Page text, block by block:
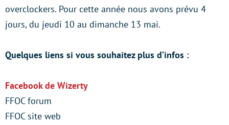
overclockers. Pour cette année nous avons prévu 4
jours, du jeudi 10 au dimanche 13 mai.
Quelques liens si vous souhaitez plus d’infos :
Facebook de Wizerty
FFOC forum
FFOC site web